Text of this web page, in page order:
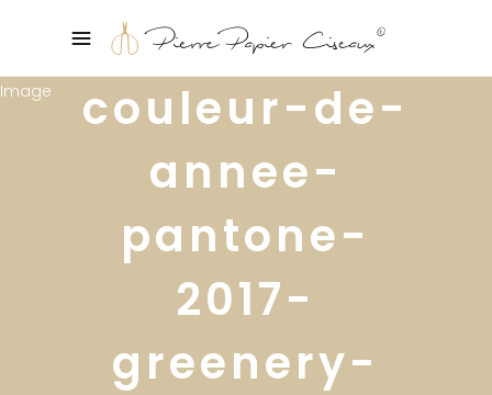
couleur-de-
annee-
pantone-
2017-
greenery-